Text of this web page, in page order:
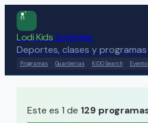
Lodi KidsActivities
Deportes, clases y programas
Programas Guarderias KIDO Search
Este es 1 de 129